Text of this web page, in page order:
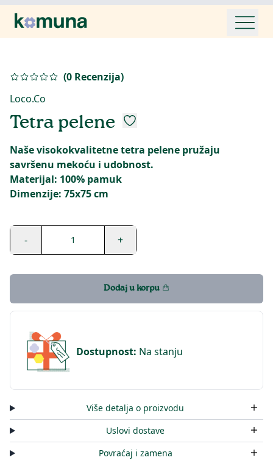
(0 Recenzija)
Loco.Co
Tetra pelene
Naše visokokvalitetne tetra pelene pružaju
savršenu mekoću i udobnost.
Materijal: 100% pamuk
Dimenzije: 75x75 cm
- 1 +
Dodaj u korpu
Dostupnost: Na stanju
Više detalja o proizvodu
Uslovi dostave
Povraćaj i zamena